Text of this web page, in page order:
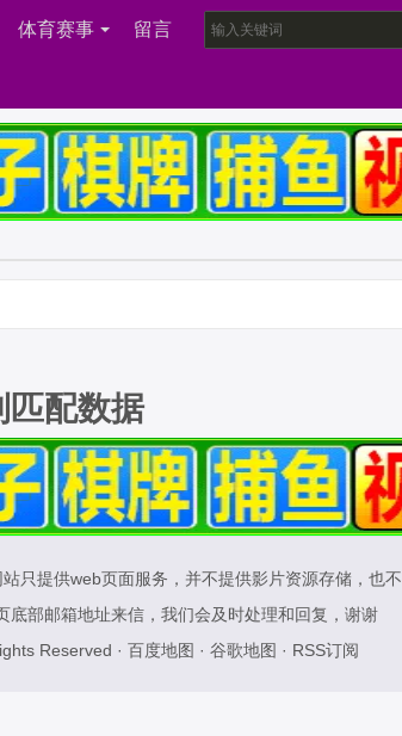
体育赛事 留言
匹配数据
只提供web页面服务，并不提供影片资源存储，也
部邮箱地址来信，我们会及时处理和回复，谢谢
Reserved · 百度地图 · 谷歌地图 · RSS订阅